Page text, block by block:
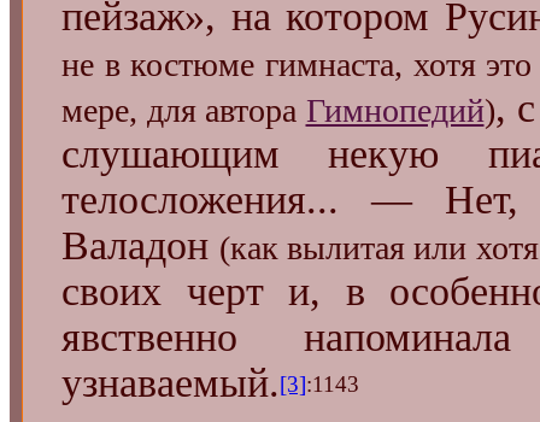
пейзаж», на котором
не в костюме гимнаста, хотя
мере, для автора Гимнопедий),
слушающим некую
телосложения... —
Валадон (как вылитая или
своих черт и, в
явственно
узнаваемый.[3]:1143